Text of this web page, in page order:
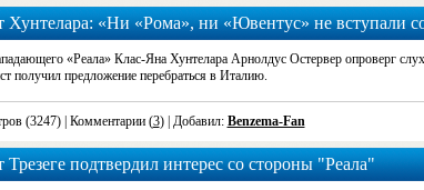
Хунтелара: «Ни «Рома», ни «Ювентус» не вступали
«Реала» Клас-Яна Хунтелара Арнолдус Остервер опроверг
получил предложение перебраться в Италию.
(3247) | Комментарии (3) | Добавил: Benzema-Fan
Трезеге подтвердил интерес со стороны "Реала"